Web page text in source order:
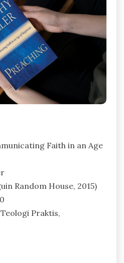
Faith in an Age
Random House, 2015)
Praktis,